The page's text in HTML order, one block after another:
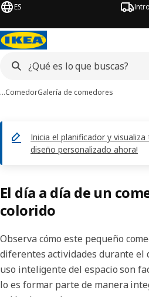
ES
…ComedorGalería de comedores
Inicia el planificador y
diseño personalizado ahora!
El día a día de un
colorido
Observa cómo este pequeño
diferentes actividades durante el
uso inteligente del espacio son
lo es formar parte de manera